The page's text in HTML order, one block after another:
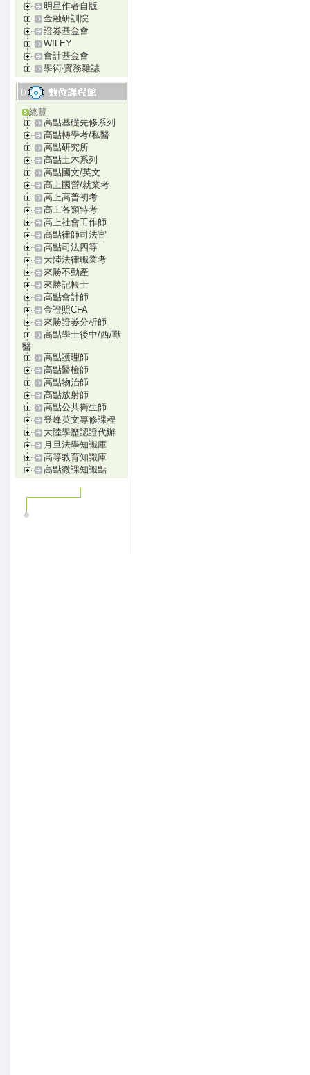
明星作者自版
金融研訓院
證券基金會
WILEY
會計基金會
學術‧實務雜誌
總覽
高點基礎先修系列
高點轉學考/私醫
高點研究所
高點土木系列
高點國文/英文
高上國營/就業考
高上高普初考
高上各類特考
高上社會工作師
高點律師司法官
高點司法四等
大陸法律職業考
來勝不動產
來勝記帳士
高點會計師
金證照CFA
來勝證券分析師
高點學士後中/西/獸
醫
高點護理師
高點醫檢師
高點物治師
高點放射師
高點公共衛生師
登峰英文專修課程
大陸學歷認證代辦
月旦法學知識庫
高等教育知識庫
高點微課知識點